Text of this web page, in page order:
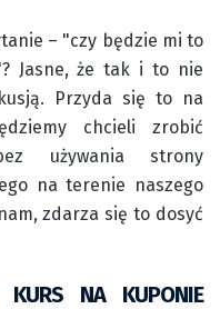
– "czy będzie mi to
Jasne, że tak i to nie
Przyda się to na
chcieli zrobić
używania strony
na terenie naszego
zdarza się to dosyć
KURS NA KUPONIE